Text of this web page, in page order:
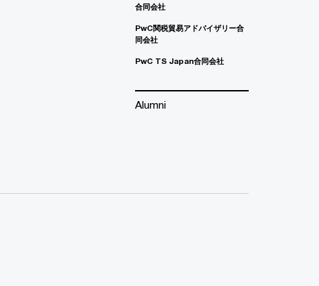
合同会社
PwC関税貿易アドバイザリー合
同会社
PwC TS Japan合同会社
Alumni